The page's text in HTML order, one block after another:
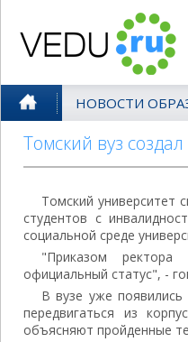
НОВОСТИ
Томский вуз
Томский университет
студентов с
социальной среде
"Приказом ректора
официальный статус", -
В вузе уже
передвигаться из
объясняют пройденные